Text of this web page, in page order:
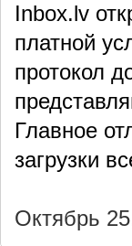
Inbox.lv
платной
протокол
Главное
загрузки
Октябрь